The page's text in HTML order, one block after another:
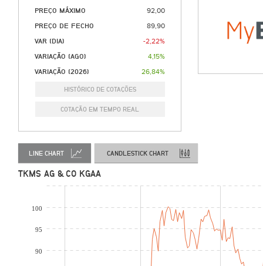
PREÇO MÁXIMO 92,00
PREÇO DE FECHO 89,90
VAR (DIA) -2,22%
VARIAÇÃO (AGO) 4,15%
VARIAÇÃO (2026) 26,84%
HISTÓRICO DE COTAÇÕES
COTAÇÃO EM TEMPO REAL
LINE CHART CANDLESTICK CHART
TKMS AG & CO KGAA
90
95
100